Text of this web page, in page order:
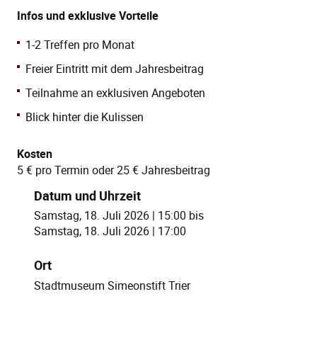
Infos und exklusive Vorteile
1-2 Treffen pro Monat
Freier Eintritt mit dem Jahresbeitrag
Teilnahme an exklusiven Angeboten
Blick hinter die Kulissen
Kosten
5 € pro Termin oder 25 € Jahresbeitrag
Datum und Uhrzeit
Samstag, 18. Juli 2026 | 15:00 bis
Samstag, 18. Juli 2026 | 17:00
Ort
Stadtmuseum Simeonstift Trier